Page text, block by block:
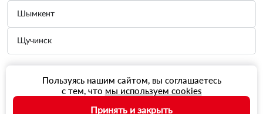
Шымкент
Щучинск
Пользуясь нашим сайтом, вы соглашаетесь
с тем, что мы используем cookies
Принять и закрыть